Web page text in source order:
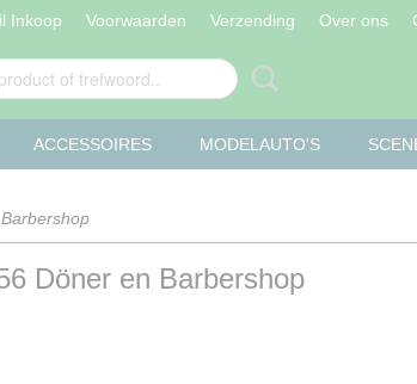
Inkoop Voorwaarden Verzending Over ons
ACCESSOIRES MODELAUTO'S
Döner en Barbershop